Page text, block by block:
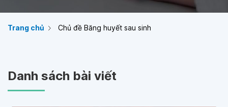
Trang chủ Chủ đề Băng huyết sau sinh
Danh sách bài viết